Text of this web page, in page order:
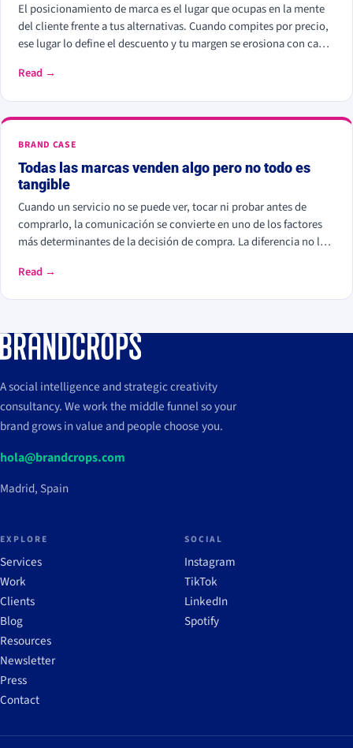
El posicionamiento de marca es el lugar que ocupas en la mente
del cliente frente a tus alternativas. Cuando compites por precio,
ese lugar lo define el descuento y tu margen se erosiona con cada
por elegirte: Kantar calcula que las marcas percibidas como
38% más.
Read →
BRAND CASE
Todas las marcas venden algo pero no todo es
tangible
Cuando un servicio no se puede ver, tocar ni probar antes de
comprarlo, la comunicación se convierte en uno de los factores
más determinantes de la decisión de compra. La diferencia no la
expectativa que se construye y la consistencia que la sostiene.
Read →
A social intelligence and strategic creativity
consultancy. We work the middle funnel so your
brand grows in value and people choose you.
hola@brandcrops.com
Madrid, Spain
EXPLORE
Services
Work
Clients
Blog
Resources
Newsletter
Press
Contact
SOCIAL
Instagram
TikTok
LinkedIn
Spotify